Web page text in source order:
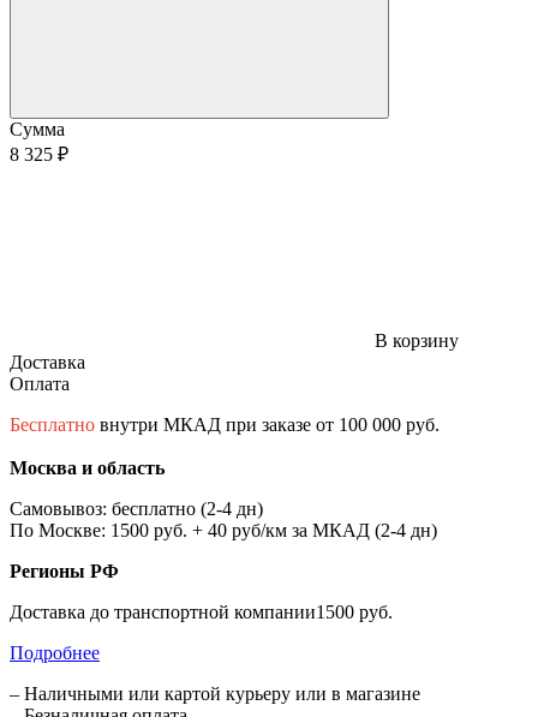
Сумма
8 325 ₽
В корзину
Доставка
Оплата
Бесплатно внутри МКАД при заказе от 100 000 руб.
Москва и область
Самовывоз: бесплатно (2-4 дн)
По Москве: 1500 руб. + 40 руб/км за МКАД (2-4 дн)
Регионы РФ
Доставка до транспортной компании1500 руб.
Подробнее
– Наличными или картой курьеру или в магазине